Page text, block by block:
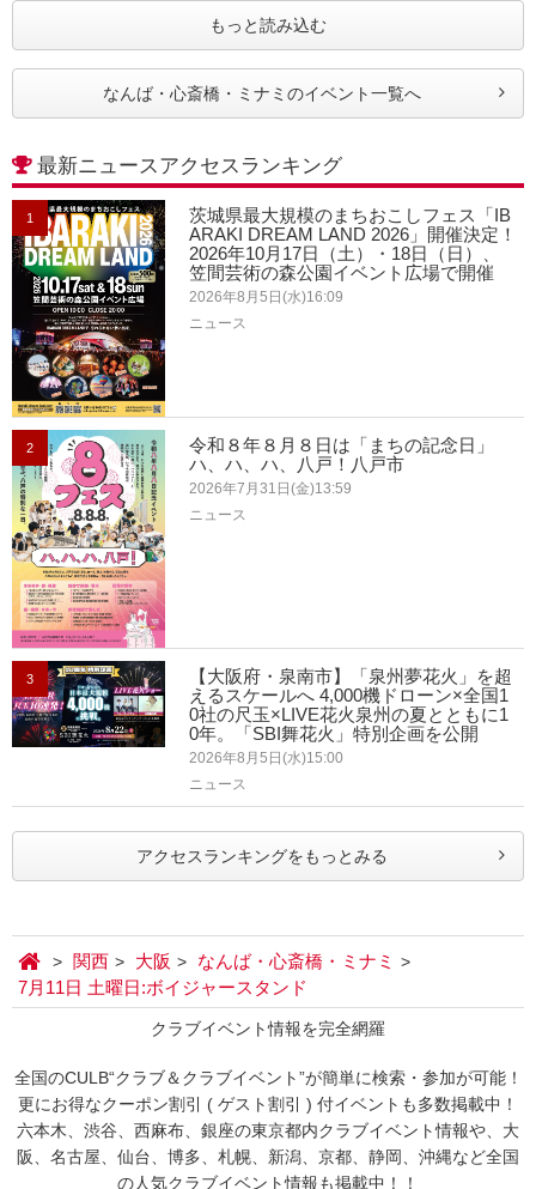
もっと読み込む
なんば・心斎橋・ミナミのイベント一覧へ
最新ニュースアクセスランキング
1
茨城県最大規模のまちおこしフェス「IB
ARAKI DREAM LAND 2026」開催決定！
2026年10月17日（土）・18日（日）、
笠間芸術の森公園イベント広場で開催
2026年8月5日(水)16:09
ニュース
2
令和８年８月８日は「まちの記念日」
ハ、ハ、ハ、八戸！八戸市
2026年7月31日(金)13:59
ニュース
3
【大阪府・泉南市】「泉州夢花火」を超
えるスケールへ 4,000機ドローン×全国1
0社の尺玉×LIVE花火泉州の夏とともに1
0年。「SBI舞花火」特別企画を公開
2026年8月5日(水)15:00
ニュース
アクセスランキングをもっとみる
関西 大阪
なんば・心斎橋・ミナミ
7月11日 土曜日:ボイジャースタンド
クラブイベント情報を完全網羅
全国のCULB“クラブ＆クラブイベント”が簡単に検索・参加が可能！
更にお得なクーポン割引 ( ゲスト割引 ) 付イベントも多数掲載中！
六本木、渋谷、西麻布、銀座の東京都内クラブイベント情報や、大
阪、名古屋、仙台、博多、札幌、新潟、京都、静岡、沖縄など全国
の人気クラブイベント情報も掲載中！！